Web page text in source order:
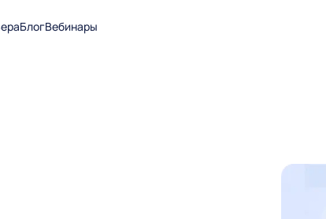
БлогВебинары